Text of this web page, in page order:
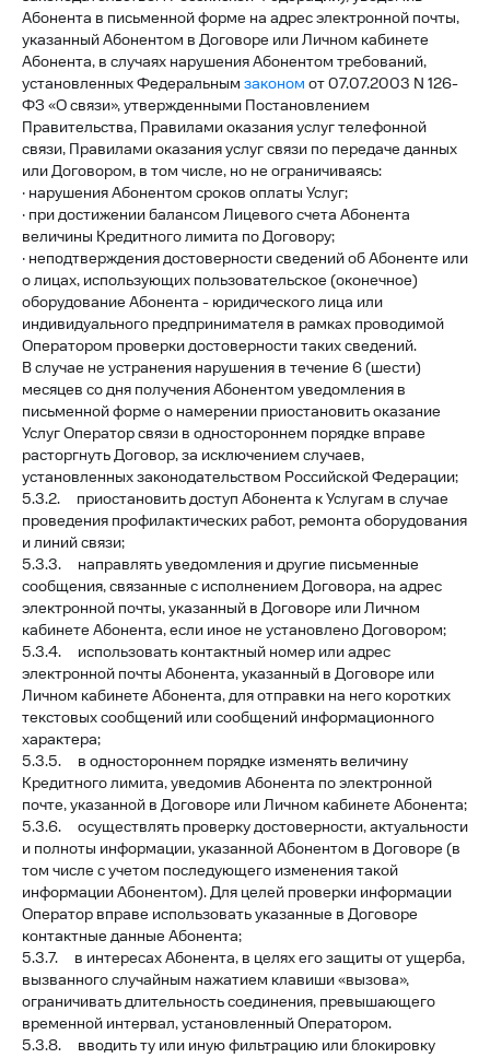
Абонента в письменной форме на адрес электронной почты,
указанный Абонентом в Договоре или Личном кабинете
Абонента, в случаях нарушения Абонентом требований,
установленных Федеральным законом от 07.07.2003 N 126-
ФЗ «О связи», утвержденными Постановлением
Правительства, Правилами оказания услуг телефонной
связи, Правилами оказания услуг связи по передаче данных
или Договором, в том числе, но не ограничиваясь:
· нарушения Абонентом сроков оплаты Услуг;
· при достижении балансом Лицевого счета Абонента
величины Кредитного лимита по Договору;
· неподтверждения достоверности сведений об Абоненте или
о лицах, использующих пользовательское (оконечное)
оборудование Абонента - юридического лица или
индивидуального предпринимателя в рамках проводимой
Оператором проверки достоверности таких сведений.
В случае не устранения нарушения в течение 6 (шести)
месяцев со дня получения Абонентом уведомления в
письменной форме о намерении приостановить оказание
Услуг Оператор связи в одностороннем порядке вправе
расторгнуть Договор, за исключением случаев,
установленных законодательством Российской Федерации;
5.3.2. приостановить доступ Абонента к Услугам в случае
проведения профилактических работ, ремонта оборудования
и линий связи;
5.3.3. направлять уведомления и другие письменные
сообщения, связанные с исполнением Договора, на адрес
электронной почты, указанный в Договоре или Личном
кабинете Абонента, если иное не установлено Договором;
5.3.4. использовать контактный номер или адрес
электронной почты Абонента, указанный в Договоре или
Личном кабинете Абонента, для отправки на него коротких
текстовых сообщений или сообщений информационного
характера;
5.3.5. в одностороннем порядке изменять величину
Кредитного лимита, уведомив Абонента по электронной
почте, указанной в Договоре или Личном кабинете Абонента;
5.3.6. осуществлять проверку достоверности, актуальности
и полноты информации, указанной Абонентом в Договоре (в
том числе с учетом последующего изменения такой
информации Абонентом). Для целей проверки информации
Оператор вправе использовать указанные в Договоре
контактные данные Абонента;
5.3.7. в интересах Абонента, в целях его защиты от ущерба,
вызванного случайным нажатием клавиши «вызова»,
ограничивать длительность соединения, превышающего
временной интервал, установленный Оператором.
5.3.8. вводить ту или иную фильтрацию или блокировку